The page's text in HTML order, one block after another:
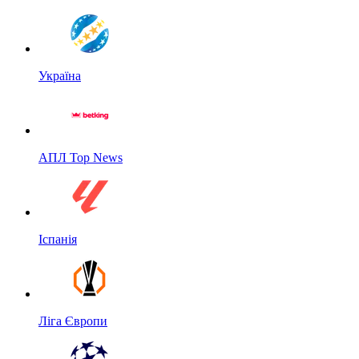
Україна
АПЛ Top News
Іспанія
Ліга Європи